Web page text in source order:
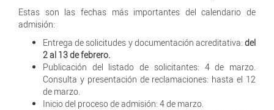
Estas son las fechas más importantes del calendario de
admisión:
Entrega de solicitudes y documentación acreditativa: del
2 al 13 de febrero.
Publicación del listado de solicitantes: 4 de marzo.
Consulta y presentación de reclamaciones: hasta el 12
de marzo.
Inicio del proceso de admisión: 4 de marzo.